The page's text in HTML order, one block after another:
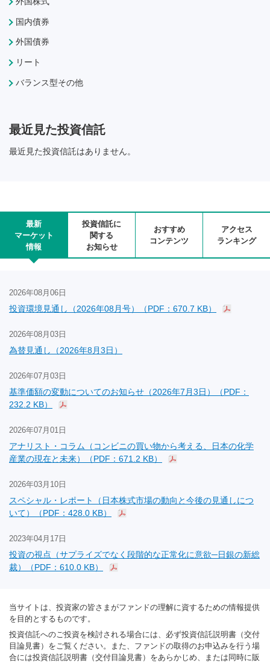
国内債券
外国債券
リート
バランス型その他
最近見た投資信託
最近見た投資信託はありません。
最新
マーケット
情報
投資信託に
関する
お知らせ
おすすめ
コンテンツ
アクセス
ランキング
2026年08月06日
投資環境見通し（2026年08月号）（PDF：670.7 KB）
2026年08月03日
為替見通し（2026年8月3日）
2026年07月03日
基準価額の変動についてのお知らせ（2026年7月3日）（PDF：
232.2 KB）
2026年07月01日
アナリスト・コラム（コンビニの買い物から考える、日本の化学
産業の現在と未来）（PDF：671.2 KB）
2026年03月10日
スペシャル・レポート（日本株式市場の動向と今後の見通しにつ
いて）（PDF：428.0 KB）
2023年04月17日
投資の視点（サプライズでなく段階的な正常化に意欲─日銀の新総
裁）（PDF：610.0 KB）
当サイトは、投資家の皆さまがファンドの理解に資するための情報提供
を目的とするものです。
投資信託へのご投資を検討される場合には、必ず投資信託説明書（交付
目論見書）をご覧ください。また、ファンドの取得のお申込みを行う場
合には投資信託説明書（交付目論見書）をあらかじめ、または同時に販